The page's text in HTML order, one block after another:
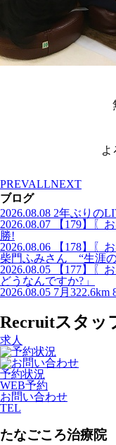
よ
PREVALLNEXT
ブログ
2026.08.08 2年ぶりの
2026.08.07
【179】〖
勝!
2026.08.06
【178】
柴門ふみさん “生涯
2026.08.05
【177】〖
どうなんですか?」
2026.08.05 7月322.6km
Recruitスタッ
求人
予約状況
WEB予約
お問い合わせ
TEL
たなごころ治療院